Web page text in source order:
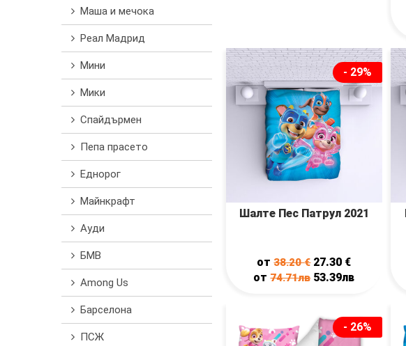
Маша и мечока
Реал Мадрид
Мини
Мики
Спайдърмен
Пепа прасето
Еднорог
Майнкрафт
Ауди
БМВ
Among Us
Барселона
ПСЖ
- 29%
Шалте Пес Патрул 2021
от38.20€ 27.30 €
от74.71лв 53.39лв
- 26%